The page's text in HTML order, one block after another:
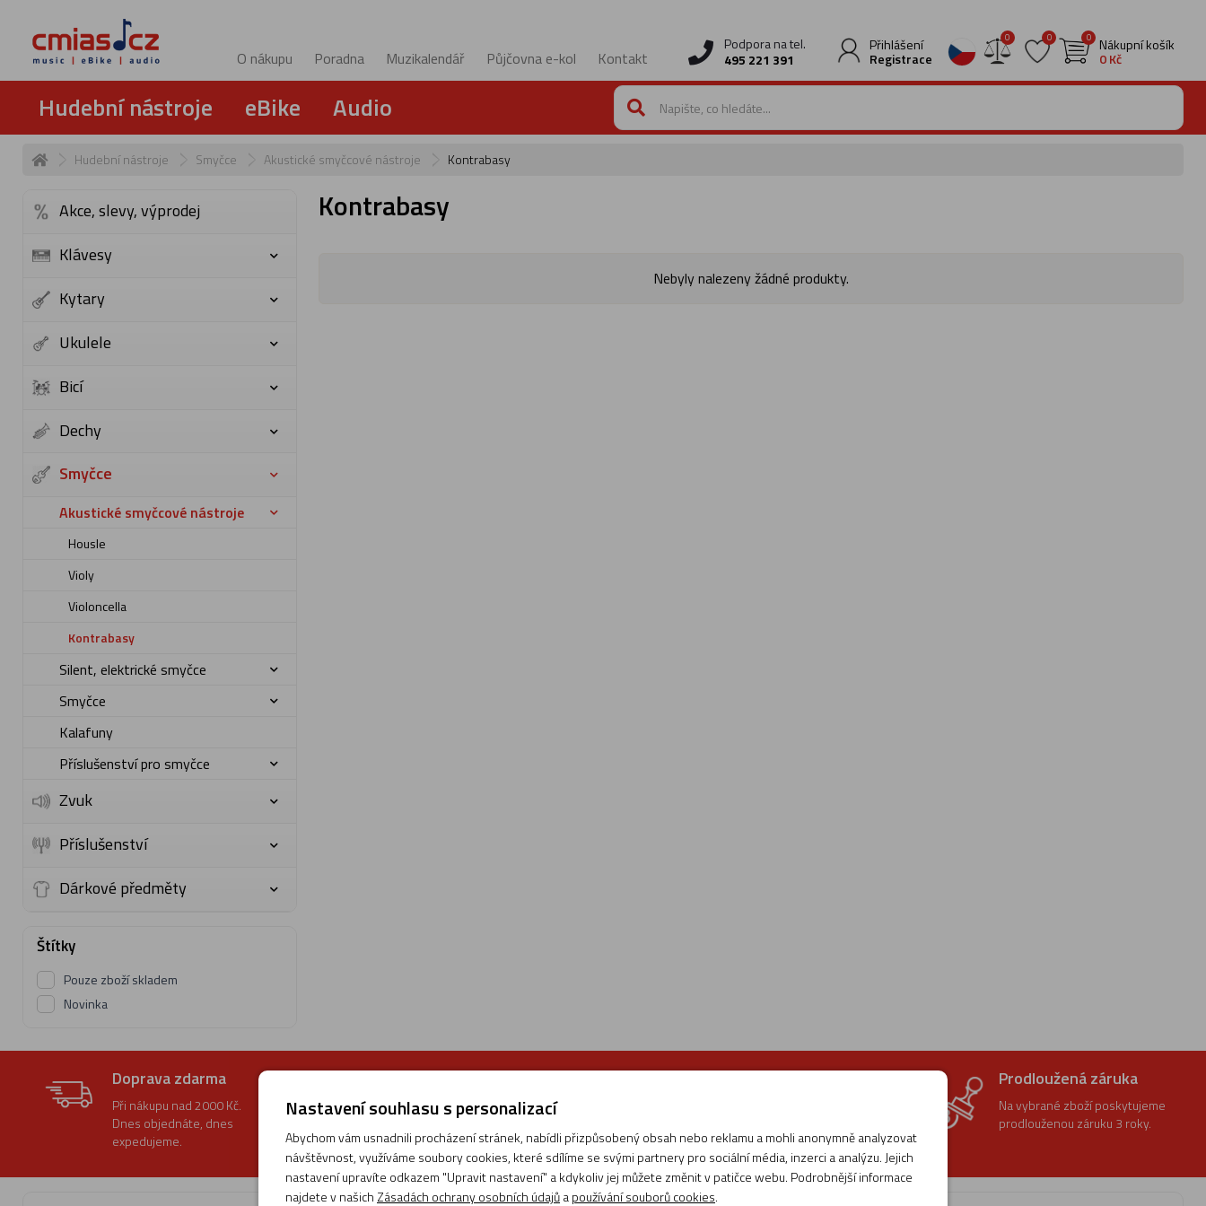
O nákupu Poradna Muzikalendář Půjčovna e-kol Kontakt
Podpora na tel.
495 221 391
Přihlášení
Registrace
0 0 Nákupní košík
0 Kč
0
Hudební nástroje eBike Audio
Hudební nástroje Smyčce Akustické smyčcové nástroje Kontrabasy
Akce, slevy, výprodej
Klávesy
Kytary
Ukulele
Bicí
Dechy
Smyčce
Akustické smyčcové nástroje
Housle
Violy
Violoncella
Kontrabasy
Silent, elektrické smyčce
Smyčce
Kalafuny
Příslušenství pro smyčce
Zvuk
Příslušenství
Dárkové předměty
Štítky
Pouze zboží skladem
Novinka
Kontrabasy
Nebyly nalezeny žádné produkty.
Doprava zdarma
Při nákupu nad 2000 Kč.
Dnes objednáte, dnes
expedujeme.
+420 495 221 391
po - pá: 8:00 - 17:00
Volejte specialistům.
Možnost vrácení
bez problémů do 30 dnů.
Prodloužená záruka
Na vybrané zboží poskytujeme
prodlouženou záruku 3 roky.
Nastavení souhlasu s personalizací
Abychom vám usnadnili procházení stránek, nabídli přizpůsobený obsah nebo reklamu a mohli anonymně analyzovat
návštěvnost, využíváme soubory cookies, které sdílíme se svými partnery pro sociální média, inzerci a analýzu. Jejich
nastavení upravíte odkazem "Upravit nastavení" a kdykoliv jej můžete změnit v patičce webu. Podrobnější informace
najdete v našich Zásadách ochrany osobních údajůapoužívání souborů cookies.